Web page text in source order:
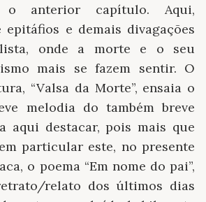
anterior capítulo. Aqui,
epitáfios e demais divagações
onde a morte e o seu
mais se fazem sentir. O
“Valsa da Morte”, ensaia o
melodia do também breve
aqui destacar, pois mais que
particular este, no presente
o poema “Em nome do pai”,
relato dos últimos dias